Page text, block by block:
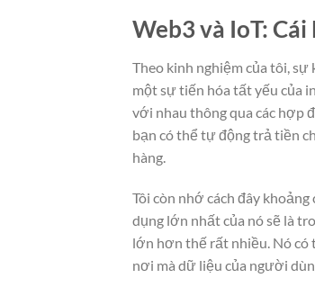
Web3 và IoT:
Theo kinh nghiệm của tôi,
một sự tiến hóa tất yếu của
với nhau thông qua các hợp
bạn có thể tự động trả tiền
hàng.
Tôi còn nhớ cách đây
dụng lớn nhất của nó sẽ là
lớn hơn thế rất nhiều. Nó có
nơi mà dữ liệu của người